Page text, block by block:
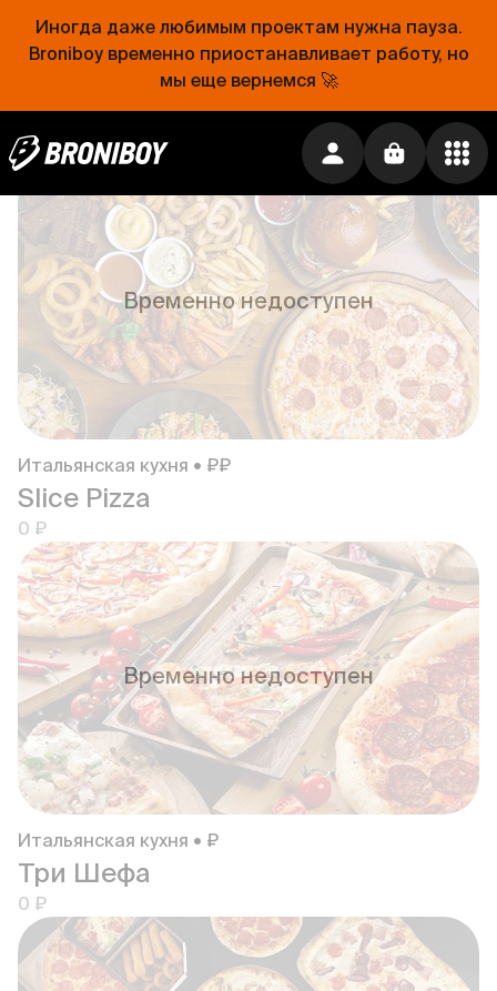
Иногда даже любимым проектам нужна пауза.
Broniboy временно приостанавливает работу, но
мы еще вернемся 🚀
Европейская кухня • ₽₽₽
0 ₽
5.0
Временно недоступен
Итальянская кухня • ₽₽
Slice Pizza
0 ₽
Временно недоступен
Итальянская кухня • ₽
Три Шефа
0 ₽